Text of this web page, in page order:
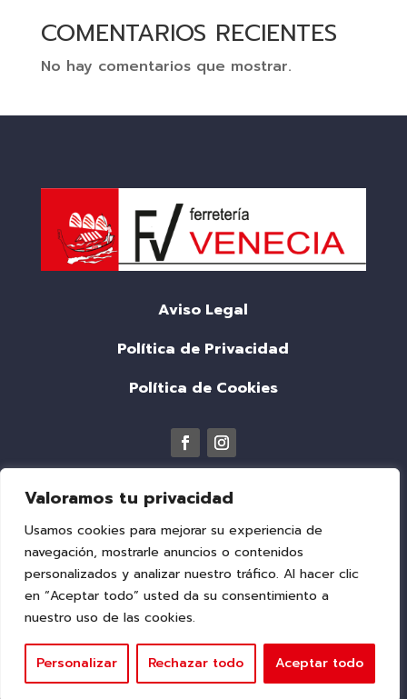
Valoramos tu privacidad
Usamos cookies para mejorar su experiencia de
navegación, mostrarle anuncios o contenidos
personalizados y analizar nuestro tráfico. Al hacer clic
en “Aceptar todo” usted da su consentimiento a
nuestro uso de las cookies.
Personalizar Rechazar todo Aceptar todo
COMENTARIOS RECIENTES
No hay comentarios que mostrar.
Aviso Legal
Política de Privacidad
Política de Cookies
© 2026Ferretería Venecia | Todos los
derechos reservados. Diseñado
con❤porAdelanta Publicidad